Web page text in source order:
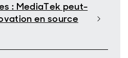
: MediaTek peut-
en source